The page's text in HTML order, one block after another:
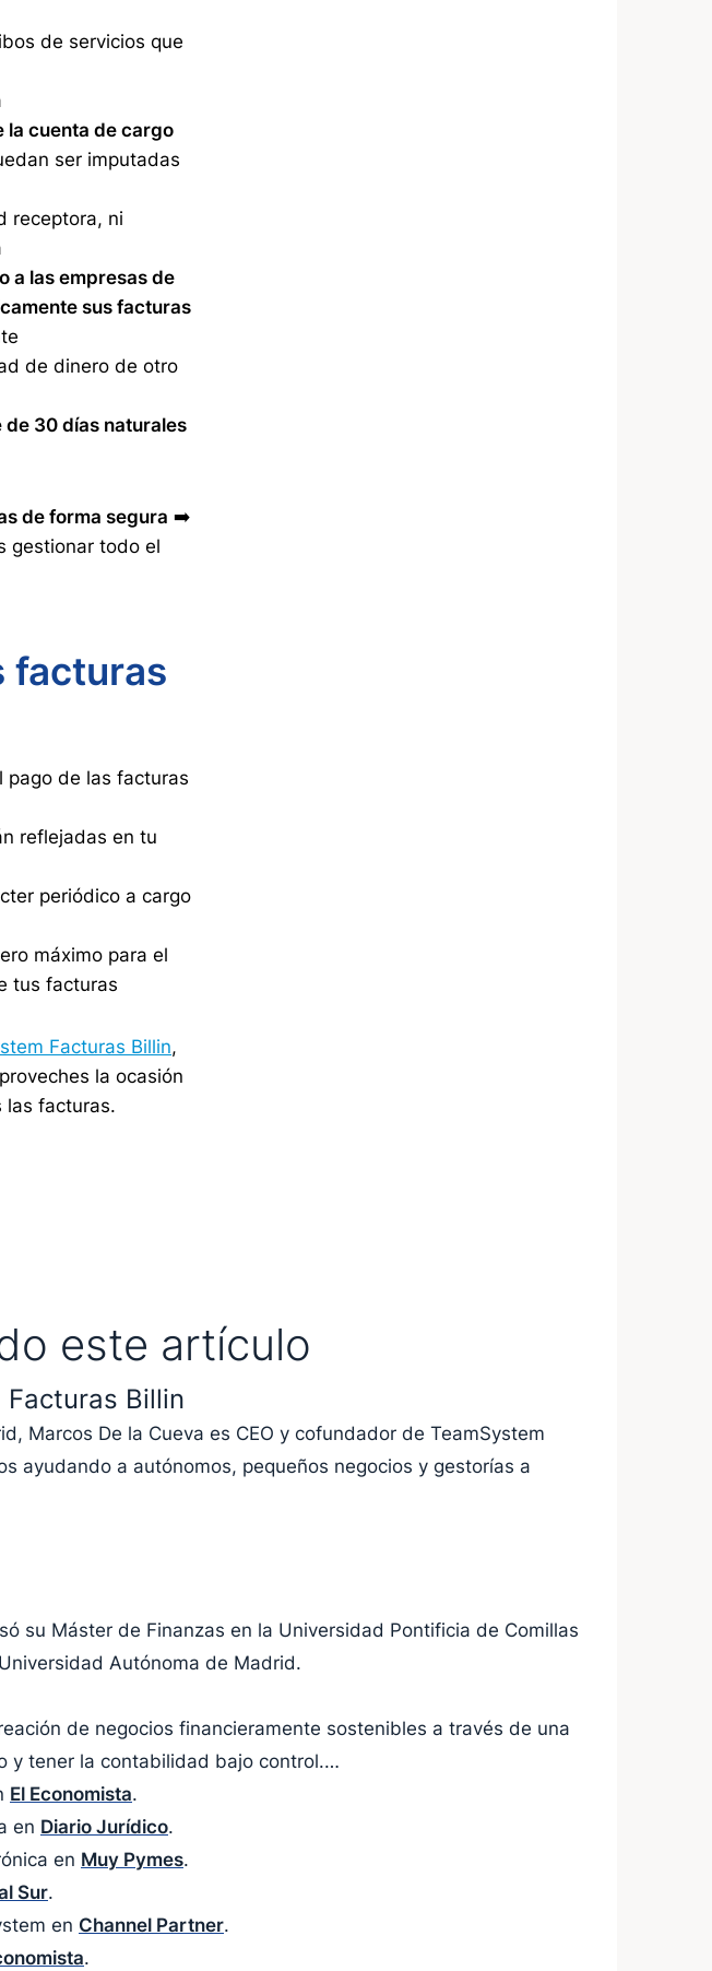
de servicios que
la cuenta de cargo
ser imputadas
receptora, ni
a las empresas de
sus facturas
de dinero de otro
30 días naturales
de forma segura ➡️
gestionar todo el
facturas
pago de las facturas
reflejadas en tu
periódico a cargo
máximo para el
tus facturas
Facturas Billin,
la ocasión
las facturas.
este artículo
Facturas Billin
Marcos De la Cueva es CEO y cofundador de TeamSystem
ayudando a autónomos, pequeños negocios y gestorías a
su Máster de Finanzas en la Universidad Pontificia de Comillas
Autónoma de Madrid.
de negocios financieramente sostenibles a través de una
y tener la contabilidad bajo control.
El Economista.
en Diario Jurídico.
en Muy Pymes.
Sur.
en Channel Partner.
.